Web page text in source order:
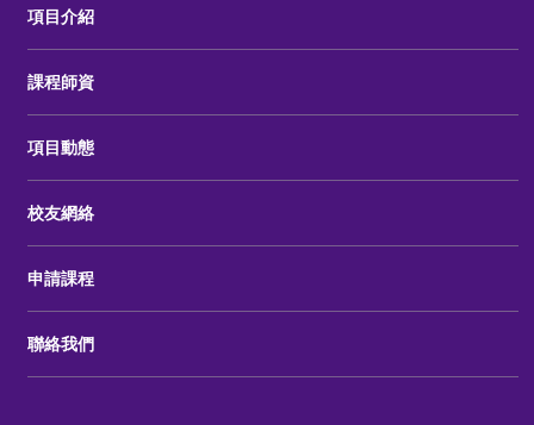
項目介紹
課程師資
項目動態
校友網絡
申請課程
聯絡我們